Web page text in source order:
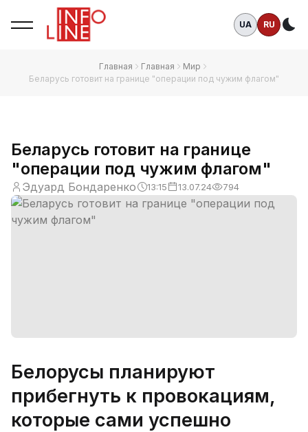
UA RU
Главная Главная
Мир
Беларусь готовит на границе "операции под чужим флагом"
Беларусь готовит на границе
"операции под чужим флагом"
Эдуард Бондаренко 13:15 13.07.24 794
Белорусы планируют
прибегнуть к провокациям,
которые сами успешно